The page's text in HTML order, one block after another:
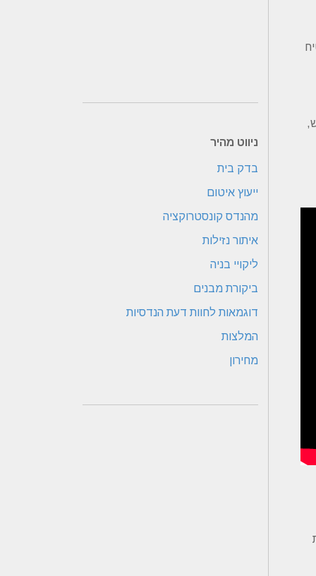
ניווט מהיר
בדק בית
ייעוץ איטום
מהנדס קונסטרוקציה
איתור נזילות
ליקויי בניה
ביקורת מבנים
דוגמאות לחוות דעת הנדסיות
המלצות
מחירון